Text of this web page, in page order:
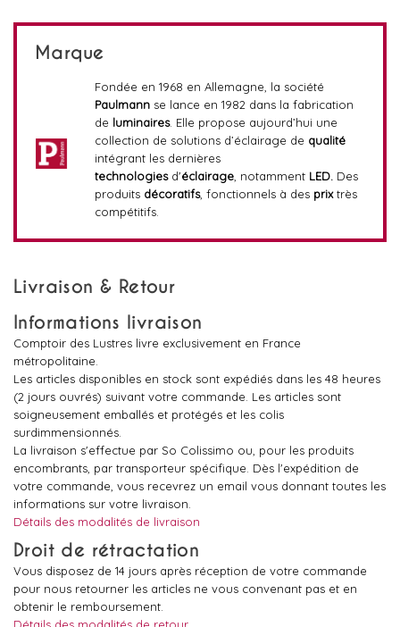
Marque
Fondée en 1968 en Allemagne, la société
Paulmannse lance en 1982 dans la fabrication
de luminaires. Elle propose aujourd’hui une
collection de solutions d’éclairage de qualité
intégrant les dernières
technologiesd'éclairage, notamment LED. Des
produits décoratifs, fonctionnels à des prixtrès
compétitifs.
Livraison & Retour
Informations livraison
Comptoir des Lustres livre exclusivement en France
métropolitaine.
Les articles disponibles en stock sont expédiés dans les 48 heures
(2 jours ouvrés) suivant votre commande. Les articles sont
soigneusement emballés et protégés et les colis
surdimmensionnés.
La livraison s'effectue par So Colissimo ou, pour les produits
encombrants, par transporteur spécifique. Dès l'expédition de
votre commande, vous recevrez un email vous donnant toutes les
informations sur votre livraison.
Détails des modalités de livraison
Droit de rétractation
Vous disposez de 14 jours après réception de votre commande
pour nous retourner les articles ne vous convenant pas et en
obtenir le remboursement.